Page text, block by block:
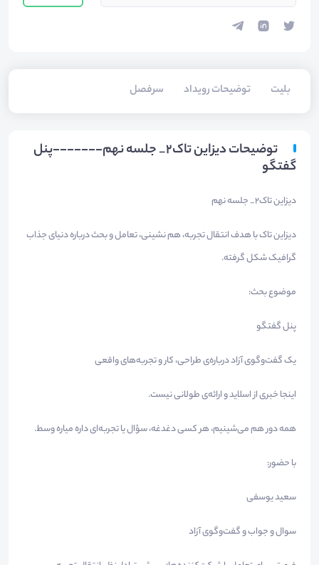
بلیت‌ توضیحات رویداد سرفصل
توضیحات دیزاین تاک۲_ جلسه نهم-------پنل
گفتگو
دیزاین تاک۲_ جلسه نهم
دیزاین تاک با هدف انتقال تجربه، هم نشینی، تعامل و بحث درباره دنیای جذاب
گرافیک شکل گرفته.
موضوع بحث:
پنل گفتگو
یک گفت‌وگوی آزاد درباره‌ی طراحی، کار و تجربه‌های واقعی
اینجا خبری از اسلاید و ارائه‌ی طولانی نیست.
همه دور هم می‌شینیم، هر کسی دغدغه، سؤال یا تجربه‌ای داره میاره وسط.
با حضور:
سعید یوسفی
سوال‌ و جواب و گفت‌وگوی آزاد